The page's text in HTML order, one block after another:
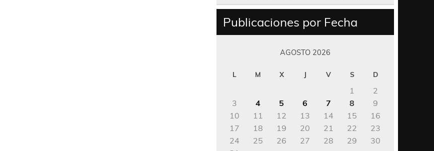
Publicaciones por Fecha
AGOSTO 2026
L M X J V S D
1
2
3
4 5 6 7 8
9
10
11 12 13 14 15
16
17
18 19 20 21 22
23
24
25 26 27 28 29
30